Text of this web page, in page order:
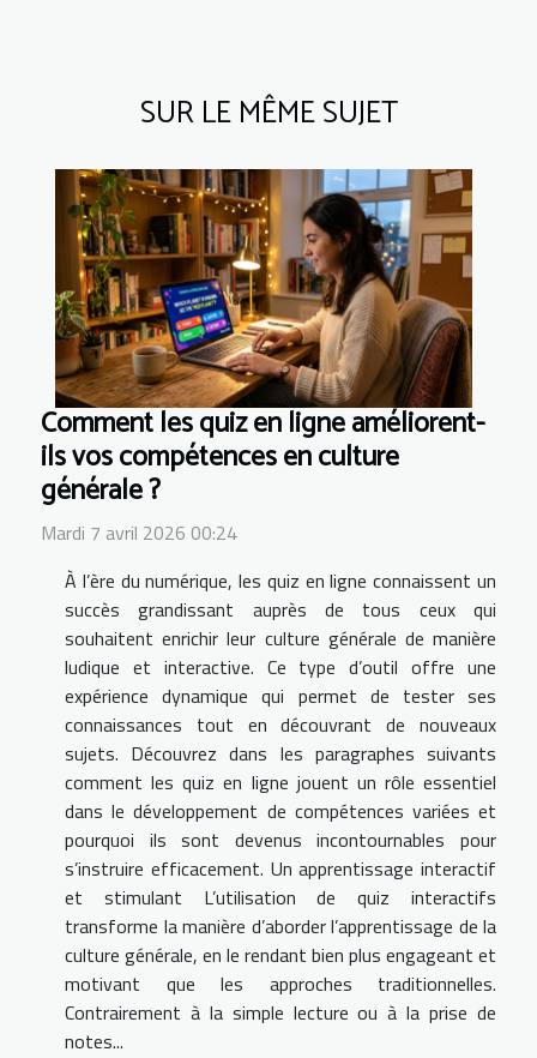
SUR LE MÊME SUJET
Comment les quiz en ligne améliorent-
ils vos compétences en culture
générale ?
Mardi 7 avril 2026 00:24
À l’ère du numérique, les quiz en ligne connaissent un
succès grandissant auprès de tous ceux qui
souhaitent enrichir leur culture générale de manière
ludique et interactive. Ce type d’outil offre une
expérience dynamique qui permet de tester ses
connaissances tout en découvrant de nouveaux
sujets. Découvrez dans les paragraphes suivants
comment les quiz en ligne jouent un rôle essentiel
dans le développement de compétences variées et
pourquoi ils sont devenus incontournables pour
s’instruire efficacement. Un apprentissage interactif
et stimulant L’utilisation de quiz interactifs
transforme la manière d’aborder l’apprentissage de la
culture générale, en le rendant bien plus engageant et
motivant que les approches traditionnelles.
Contrairement à la simple lecture ou à la prise de
notes...